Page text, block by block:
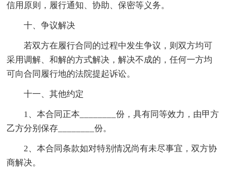
信用原则，履行通知、协助、保密等义务。
十、争议解决
若双方在履行合同的过程中发生争议，则双方均可
采用调解、和解的方式解决，解决不成的，任何一方均
可向合同履行地的法院提起诉讼。
十一、其他约定
1、本合同正本________份，具有同等效力，由甲方
乙方分别保存________份。
2、本合同条款如对特别情况尚有未尽事宜，双方协
商解决。